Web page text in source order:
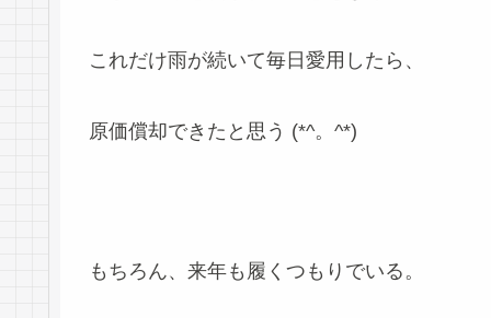
これだけ雨が続いて毎日愛用したら、
原価償却できたと思う (*^。^*)
もちろん、来年も履くつもりでいる。